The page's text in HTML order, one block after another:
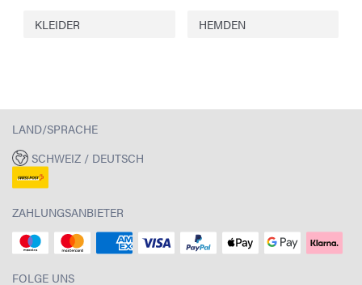
KLEIDER HEMDEN
LAND/SPRACHE
SCHWEIZ / DEUTSCH
ZAHLUNGSANBIETER
FOLGE UNS